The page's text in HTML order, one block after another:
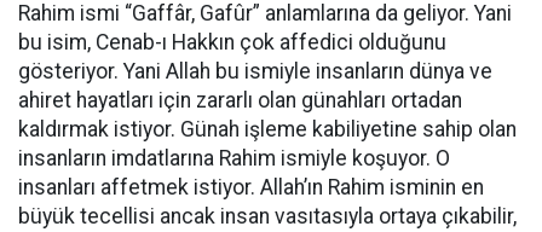
Rahim ismi “Gaffâr, Gafûr” anlamlarına da geliyor. Yani
bu isim, Cenab-ı Hakkın çok affedici olduğunu
gösteriyor. Yani Allah bu ismiyle insanların dünya ve
ahiret hayatları için zararlı olan günahları ortadan
kaldırmak istiyor. Günah işleme kabiliyetine sahip olan
insanların imdatlarına Rahim ismiyle koşuyor. O
insanları affetmek istiyor. Allah’ın Rahim isminin en
büyük tecellisi ancak insan vasıtasıyla ortaya çıkabilir,